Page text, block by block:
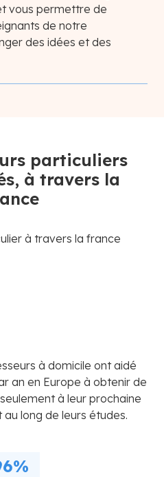
vous permettre de
de notre
des idées et des
particuliers
à travers la
à domicile ont aidé
an en Europe à obtenir de
à leur prochaine
long de leurs études.